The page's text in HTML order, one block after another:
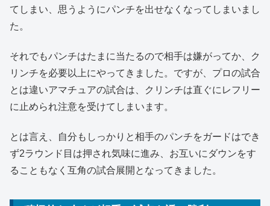
てしまい、思うようにパンチを出せなくなってしまいまし
た。
それでもパンチはたまに当たるので相手は嫌がってか、ク
リンチを必要以上にやってきました。ですが、プロの試合
とは違いアマチュアの試合は、クリンチは直ぐにレフリー
に止められ注意を受けてしまいます。
とは言え、自分もしっかりと相手のパンチをガードはでき
ず2ラウンド目は押され気味に進み、お互いにダウンをす
ることもなく互角の試合展開となってきました。